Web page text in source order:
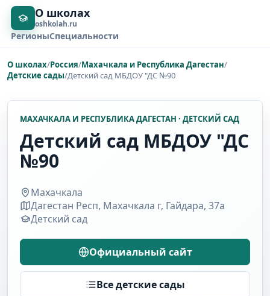
О школах
oshkolah.ru
РегионыСпециальности
О школах/Россия/Махачкала и Республика Дагестан/
Детские сады/Детский сад МБДОУ "ДС №90
МАХАЧКАЛА И РЕСПУБЛИКА ДАГЕСТАН · ДЕТСКИЙ САД
Детский сад МБДОУ "ДС
№90
Махачкала
Дагестан Респ, Махачкала г, Гайдара, 37а
Детский сад
Официальный сайт
Все детские сады